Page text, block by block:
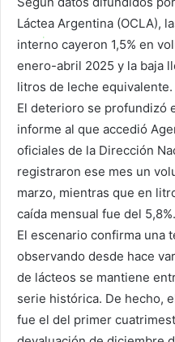
Láctea Argentina (OCLA),
interno cayeron 1,5% en
enero-abril 2025 y la baja
litros de leche equivalente.
El deterioro se profundizó
informe al que accedió
oficiales de la Dirección
registraron ese mes un
marzo, mientras que en
caída mensual fue del 5,8%.
El escenario confirma una
observando desde hace
de lácteos se mantiene
serie histórica. De hecho,
fue el del primer